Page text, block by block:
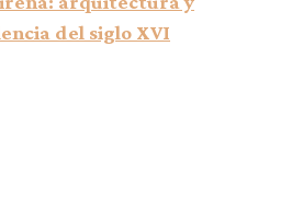
del siglo XVI